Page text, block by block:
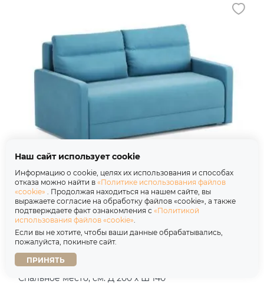
Диван Хортон Camaro 21 бирюзовый
Аккордеон евро
35 451 ₽ 47 268 ₽
+35
Размер, см: Д 157 х Ш 87 х В 82
Спальное место, см: Д 200 х Ш 140
Наш сайт использует cookie
Информацию о cookie, целях их использования и способах
отказа можно найти в «Политике использования файлов
«cookie» . Продолжая находиться на нашем сайте, вы
выражаете согласие на обработку файлов «cookie», а также
подтверждаете факт ознакомления с «Политикой
использования файлов «cookie».
Если вы не хотите, чтобы ваши данные обрабатывались,
пожалуйста, покиньте сайт.
ПРИНЯТЬ